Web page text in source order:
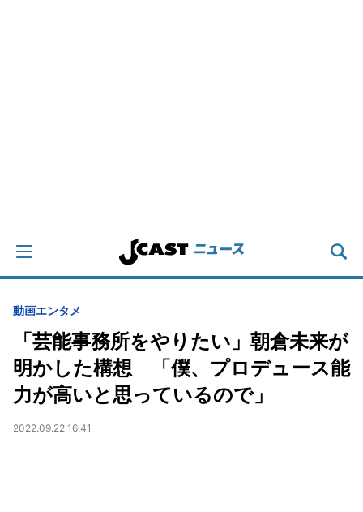
動画エンタメ
「芸能事務所をやりたい」朝倉未来が
明かした構想 「僕、プロデュース能
力が高いと思っているので」
2022.09.22 16:41